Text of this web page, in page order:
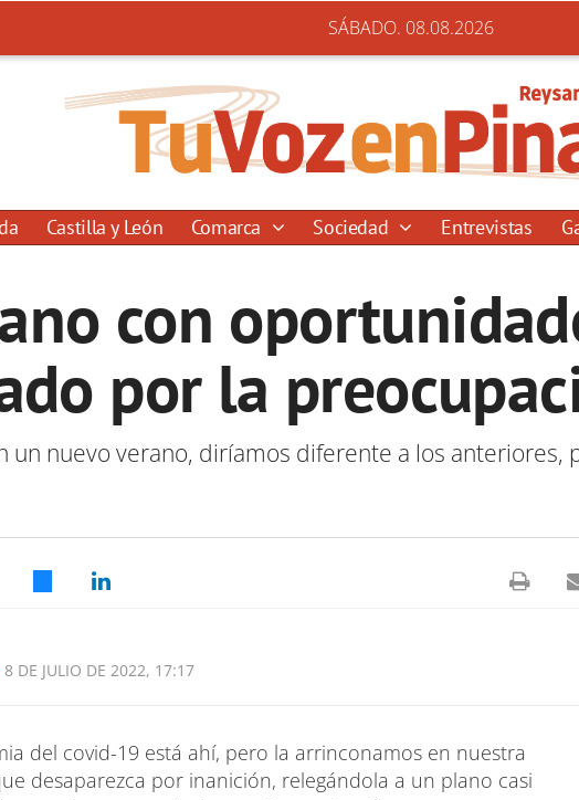
SÁBADO. 08.08.2026
Castilla y León Comarca Sociedad Entrevistas
con
por la
un nuevo verano, diríamos diferente a los
8 DE JULIO DE 2022, 17:17
del covid-19 está ahí, pero la arrinconamos en nuestra
desaparezca por inanición, relegándola a un plano casi